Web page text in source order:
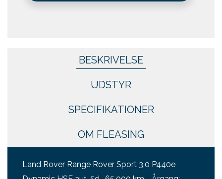
BESKRIVELSE
UDSTYR
SPECIFIKATIONER
OM FLEASING
Land Rover Range Rover Sport 3,0 P440e